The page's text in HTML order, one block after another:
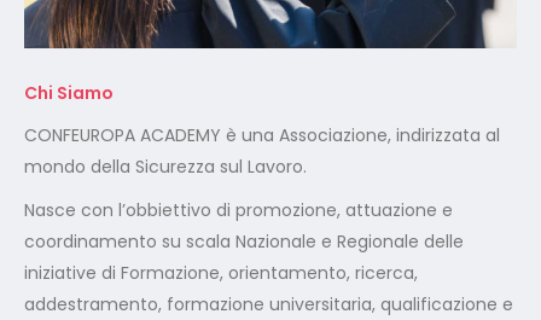
Chi Siamo
CONFEUROPA ACADEMY è una Associazione, indirizzata al
mondo della Sicurezza sul Lavoro.
Nasce con l’obbiettivo di promozione, attuazione e
coordinamento su scala Nazionale e Regionale delle
iniziative di Formazione, orientamento, ricerca,
addestramento, formazione universitaria, qualificazione e